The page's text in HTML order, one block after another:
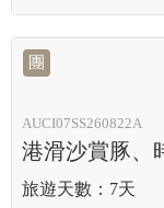
團
AUCI07SS260822A
港滑沙賞豚、
7天